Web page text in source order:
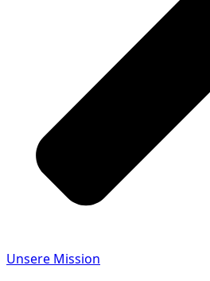
Unsere Mission